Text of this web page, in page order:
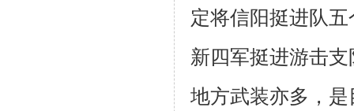
定将信阳挺进队
新四军挺进游击
地方武装亦多，